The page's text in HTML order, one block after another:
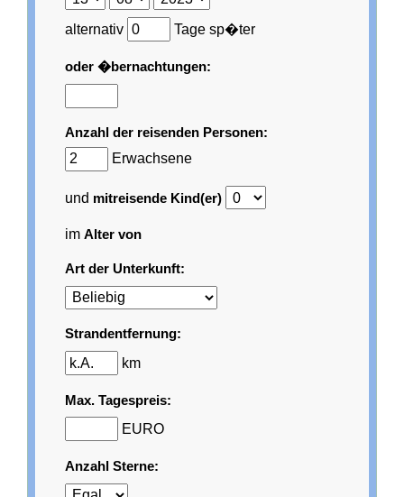
alternativ Tage sp�ter
oder �bernachtungen:
Anzahl der reisenden Personen:
Erwachsene
und mitreisende Kind(er)
imAlter von
Art der Unterkunft:
Strandentfernung:
km
Max. Tagespreis:
EURO
Anzahl Sterne: